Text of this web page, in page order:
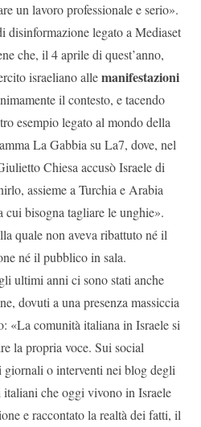
un lavoro professionale e serio».
disinformazione legato a Mediaset
che, il 4 aprile di quest’anno,
israeliano allemanifestazioni
il contesto, e tacendo
esempio legato al mondo della
La Gabbia su La7, dove, nel
Chiesa accusò Israele di
assieme a Turchia e Arabia
cui bisogna tagliare le unghie».
quale non aveva ribattuto né il
né il pubblico in sala.
ultimi anni ci sono stati anche
dovuti a una presenza massiccia
«La comunità italiana in Israele si
la propria voce. Sui social
giornali o interventi nei blog degli
che oggi vivono in Israele
e raccontato la realtà dei fatti, il